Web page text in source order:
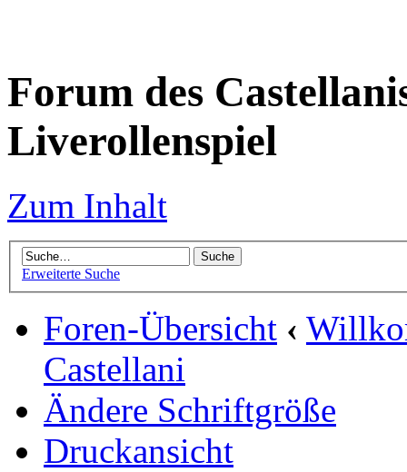
Forum des
Liverollenspiel
Zum Inhalt
Erweiterte Suche
Foren-Übersicht ‹
Castellani
Ändere Schriftgröße
Druckansicht